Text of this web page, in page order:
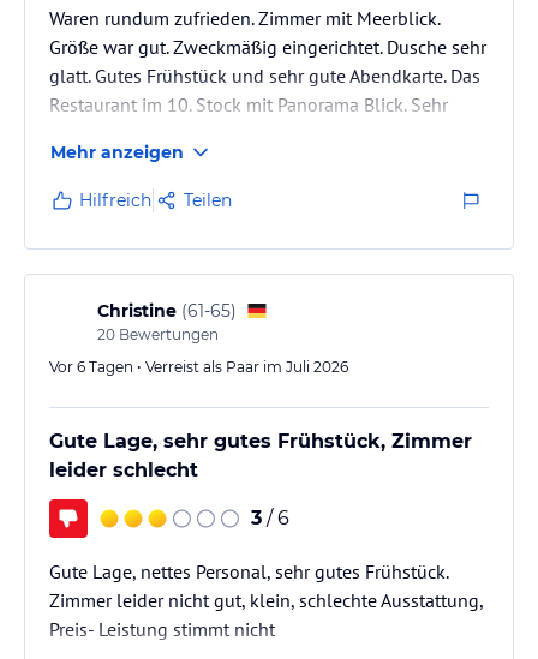
Waren rundum zufrieden. Zimmer mit Meerblick.
Größe war gut. Zweckmäßig eingerichtet. Dusche sehr
glatt. Gutes Frühstück und sehr gute Abendkarte. Das
Restaurant im 10. Stock mit Panorama Blick. Sehr
Schöne Bar wo man den Abend ausklingen lassen
kann.
Mehr anzeigen
Hilfreich Teilen
Christine (61-65)
20 Bewertungen
Vor 6 Tagen • Verreist als Paar im Juli 2026
Gute Lage, sehr gutes Frühstück, Zimmer
leider schlecht
3 / 6
Gute Lage, nettes Personal, sehr gutes Frühstück.
Zimmer leider nicht gut, klein, schlechte Ausstattung,
Preis- Leistung stimmt nicht